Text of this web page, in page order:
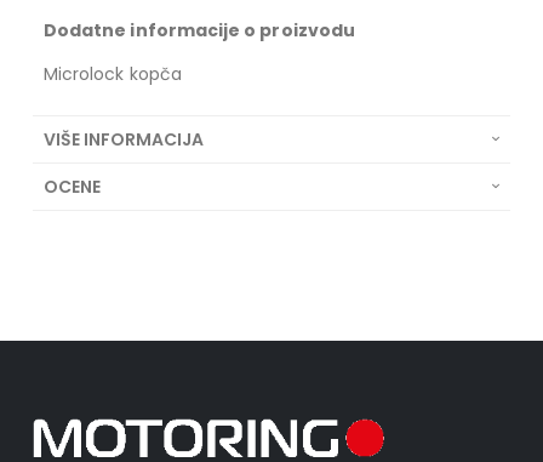
Dodatne informacije o proizvodu
Microlock kopča
VIŠE INFORMACIJA
OCENE